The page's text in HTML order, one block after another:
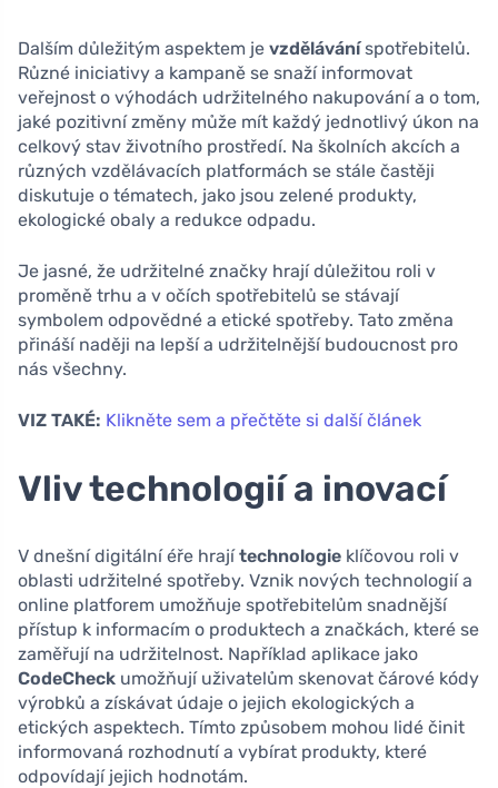
Dalším důležitým aspektem je vzděláváníspotřebitelů.
Různé iniciativy a kampaně se snaží informovat
veřejnost o výhodách udržitelného nakupování a o tom,
jaké pozitivní změny může mít každý jednotlivý úkon na
celkový stav životního prostředí. Na školních akcích a
různých vzdělávacích platformách se stále častěji
diskutuje o tématech, jako jsou zelené produkty,
ekologické obaly a redukce odpadu.
Je jasné, že udržitelné značky hrají důležitou roli v
proměně trhu a v očích spotřebitelů se stávají
symbolem odpovědné a etické spotřeby. Tato změna
přináší naději na lepší a udržitelnější budoucnost pro
nás všechny.
VIZ TAKÉ: Klikněte sem a přečtěte si další článek
Vliv technologií a inovací
V dnešní digitální éře hrajítechnologie klíčovou roli v
oblasti udržitelné spotřeby. Vznik nových technologií a
online platforem umožňuje spotřebitelům snadnější
přístup k informacím o produktech a značkách, které se
zaměřují na udržitelnost. Například aplikace jako
CodeCheck umožňují uživatelům skenovat čárové kódy
výrobků a získávat údaje o jejich ekologických a
etických aspektech. Tímto způsobem mohou lidé činit
informovaná rozhodnutí a vybírat produkty, které
odpovídají jejich hodnotám.